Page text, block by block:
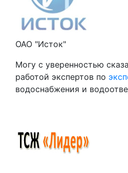
ОАО "Исток"
Могу с уверенностью
работой экспертов по
водоснабжения и